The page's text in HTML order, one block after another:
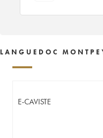
LANGUEDOC
E-CAVISTE